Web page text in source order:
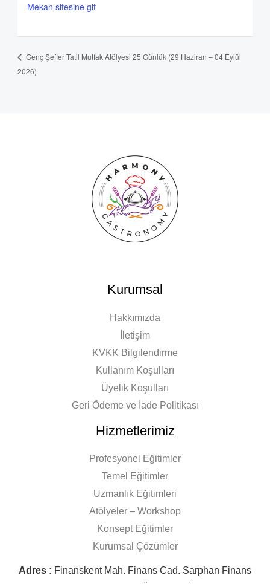
Mekan sitesine git
Genç Şefler Tatil Mutfak Atölyesi 25 Günlük (29 Haziran – 04 Eylül
2026)
Kurumsal
Hakkımızda
İletişim
KVKK Bilgilendirme
Kullanım Koşulları
Üyelik Koşulları
Geri Ödeme ve İade Politikası
Hizmetlerimiz
Profesyonel Eğitimler
Temel Eğitimler
Uzmanlık Eğitimleri
Atölyeler – Workshop
Konsept Eğitimler
Kurumsal Çözümler
Adres : Finanskent Mah. Finans Cad. Sarphan Finans